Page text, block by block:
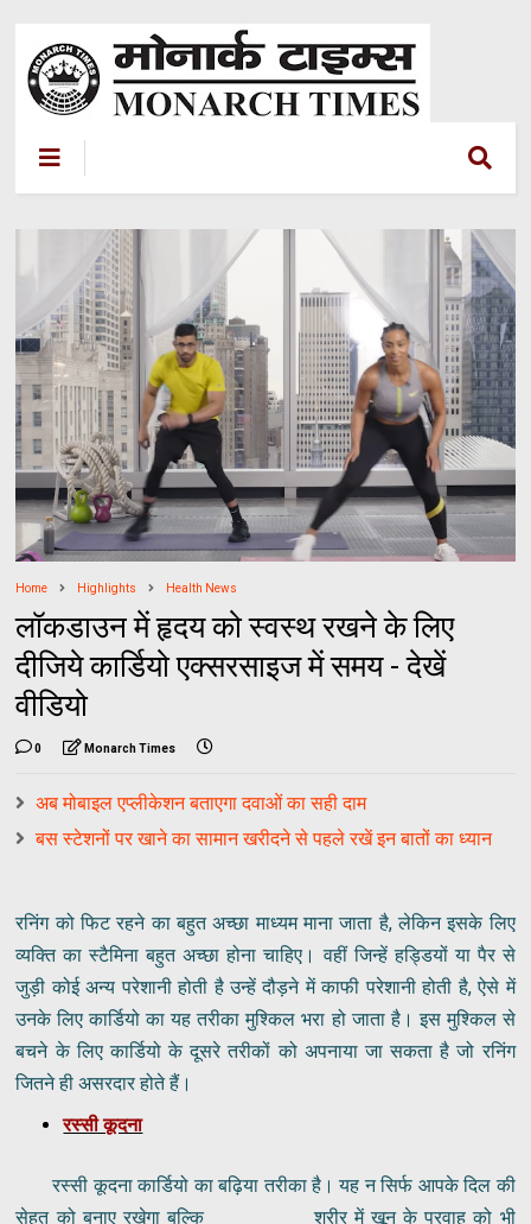
Home Highlights Health News
लॉकडाउन में हृदय को स्वस्थ रखने के लिए
दीजिये कार्डियो एक्सरसाइज में समय - देखें
वीडियो
0 Monarch Times
अब मोबाइल एप्लीकेशन बताएगा दवाओं का सही दाम
बस स्टेशनों पर खाने का सामान खरीदने से पहले रखें इन बातों का ध्यान
रनिंग को फिट रहने का बहुत अच्छा माध्यम माना जाता है, लेकिन इसके लिए
व्यक्ति का स्टैमिना बहुत अच्छा होना चाहिए। वहीं जिन्हें हड्डियों या पैर से
जुड़ी कोई अन्य परेशानी होती है उन्हें दौड़ने में काफी परेशानी होती है, ऐसे में
उनके लिए कार्डियो का यह तरीका मुश्किल भरा हो जाता है। इस मुश्किल से
बचने के लिए कार्डियो के दूसरे तरीकों को अपनाया जा सकता है जो रनिंग
जितने ही असरदार होते हैं।
रस्सी कूदना
रस्सी कूदना कार्डियो का बढ़िया तरीका है। यह न सिर्फ आपके दिल की
सेहत को बनाए रखेगा बल्कि शरीर में खून के प्रवाह को भी